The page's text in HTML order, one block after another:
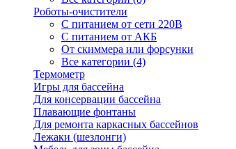
Роботы-очистители
С питанием от сети 220В
С питанием от АКБ
От скиммера или форсунки
Все категории (4)
Термометр
Игры для бассейна
Для консервации бассейна
Плавающие фонтаны
Для ремонта каркасных бассейнов
Лежаки (шезлонги)